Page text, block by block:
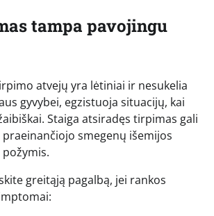
tampa pavojingu
atvejų yra lėtiniai ir nesukelia
gyvybei, egzistuoja situacijų, kai
Staiga atsiradęs tirpimas gali
smegenų išemijos
požymis.
greitąją pagalbą, jei rankos